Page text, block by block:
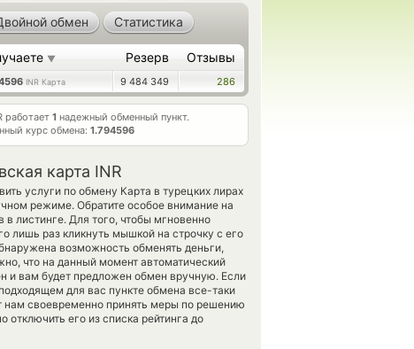
обмен Статистика
▼ Резерв Отзывы
INR Карта 9 484 349 286
работает 1 надежный обменный пункт.
курс обмена: 1.794596
карта INR
услуги по обмену Карта в турецких лирах
режиме. Обратите особое внимание на
листинге. Для того, чтобы мгновенно
лишь раз кликнуть мышкой на строчку с его
возможность обменять деньги,
что на данный момент автоматический
и вам будет предложен обмен вручную. Если
для вас пункте обмена все-таки
нам своевременно принять меры по решению
его из списка рейтинга до